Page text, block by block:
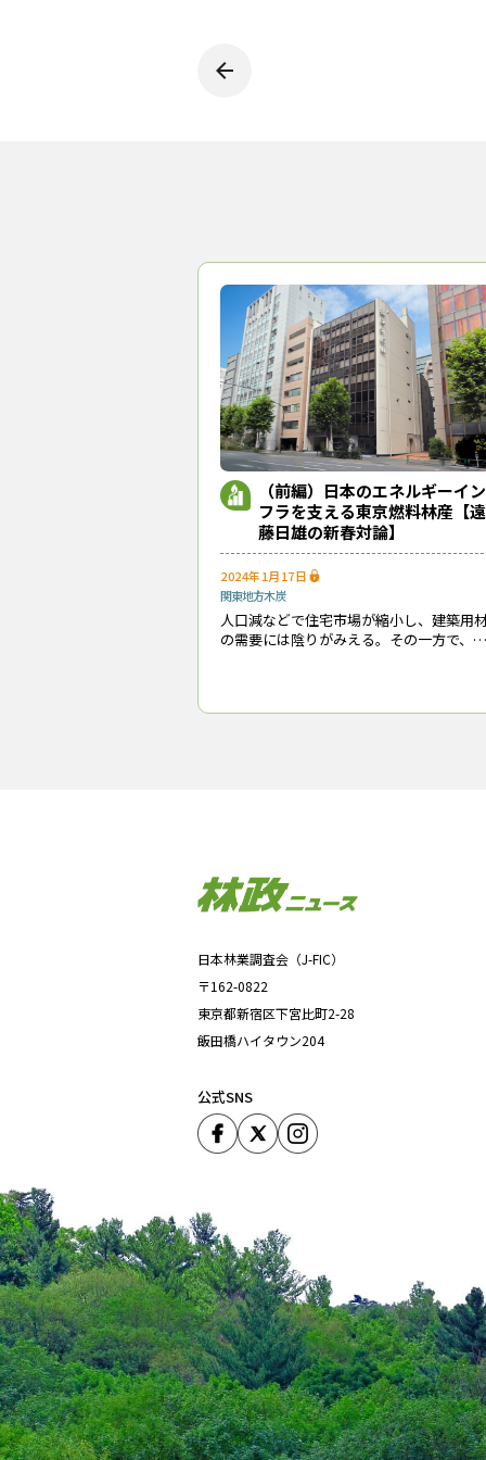
記念式典で挨拶に立った廣瀬
中で何とか生き残ってくるこ
ど買わせていただき、和歌山
せていただいている。木炭の
のLPガスをつくるなど、国家
を大切にしながら、90周年、
記念式典には、全国燃料協会
（前編）日本のエネルギーイン
フラを支える東京燃料林産【遠
藤日雄の新春対論】
2024年1月17日
関東地方木炭
人口減などで住宅市場が縮小し、建築用
の需要には陰りがみえる。その一方で、森
度
日本林業調査会（J-FIC）
〒162-0822
東京都新宿区下宮比町2-28
飯田橋ハイタウン204
公式SNS